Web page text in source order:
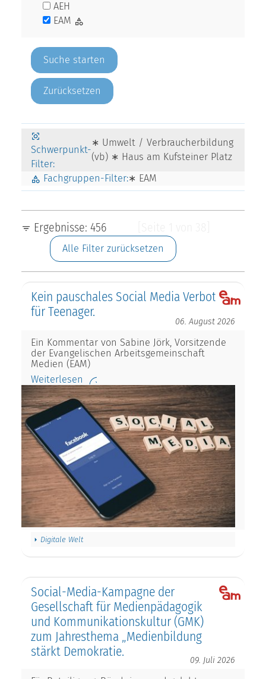
AEH
EAM
Zurücksetzen
Schwerpunkt-
Filter:
∗ Umwelt / Verbraucherbildung
(vb) ∗ Haus am Kufsteiner Platz
Fachgruppen-Filter:∗ EAM
Ergebnisse: 456
Alle Filter zurücksetzen
Kein pauschales Social Media Verbot
für Teenager.
06. August 2026
Ein Kommentar von Sabine Jörk, Vorsitzende
der Evangelischen Arbeitsgemeinschaft
Medien (EAM)
Weiterlesen
Digitale Welt
Social-Media-Kampagne der
Gesellschaft für Medienpädagogik
und Kommunikationskultur (GMK)
zum Jahresthema „Medienbildung
stärkt Demokratie.
09. Juli 2026